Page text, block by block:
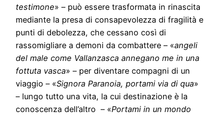
testimone» – può essere trasformata in rinascita
mediante la presa di consapevolezza di fragilità e
punti di debolezza, che cessano così di
rassomigliare a demoni da combattere – «angeli
del male come Vallanzasca annegano me in una
fottuta vasca» – per diventare compagni di un
viaggio – «Signora Paranoia, portami via di qua»
– lungo tutto una vita, la cui destinazione è la
conoscenza dell’altro – «Portami in un mondo